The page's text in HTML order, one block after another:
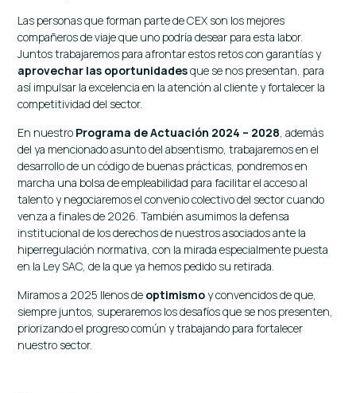
Las personas que forman parte de CEX son los mejores
compañeros de viaje que uno podría desear para esta labor.
Juntos trabajaremos para afrontar estos retos con garantías y
aprovechar las oportunidadesque se nos presentan, para
así impulsar la excelencia en la atención al cliente y fortalecer la
competitividad del sector.
En nuestro Programa de Actuación 2024 – 2028 , además
del ya mencionado asunto del absentismo, trabajaremos en el
desarrollo de un código de buenas prácticas, pondremos en
marcha una bolsa de empleabilidad para facilitar el acceso al
talento y negociaremos el convenio colectivo del sector cuando
venza a finales de 2026. También asumimos la defensa
institucional de los derechos de nuestros asociados ante la
hiperregulación normativa, con la mirada especialmente puesta
en la Ley SAC, de la que ya hemos pedido su retirada.
Miramos a 2025 llenos de optimismoy convencidos de que,
siempre juntos, superaremos los desafíos que se nos presenten,
priorizando el progreso común y trabajando para fortalecer
nuestro sector.